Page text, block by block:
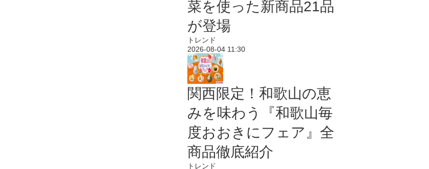
菜を使った新商品21品
が登場
トレンド
2026-08-04 11:30
関西限定！和歌山の恵
みを味わう『和歌山毎
度おおきにフェア』全
商品徹底紹介
トレンド